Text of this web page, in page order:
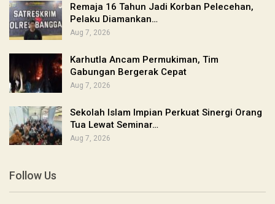
Remaja 16 Tahun Jadi Korban Pelecehan,
Pelaku Diamankan…
Aug 7, 2026
Karhutla Ancam Permukiman, Tim
Gabungan Bergerak Cepat
Aug 7, 2026
Sekolah Islam Impian Perkuat Sinergi Orang
Tua Lewat Seminar…
Aug 7, 2026
Follow Us